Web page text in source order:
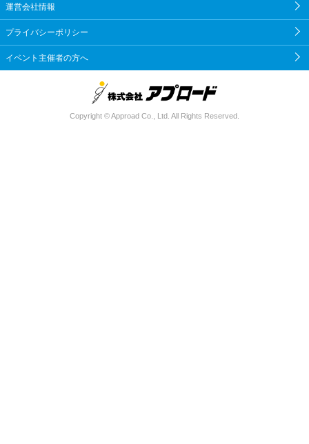
運営会社情報
プライバシーポリシー
イベント主催者の方へ
Copyright © Approad Co., Ltd. All Rights Reserved.